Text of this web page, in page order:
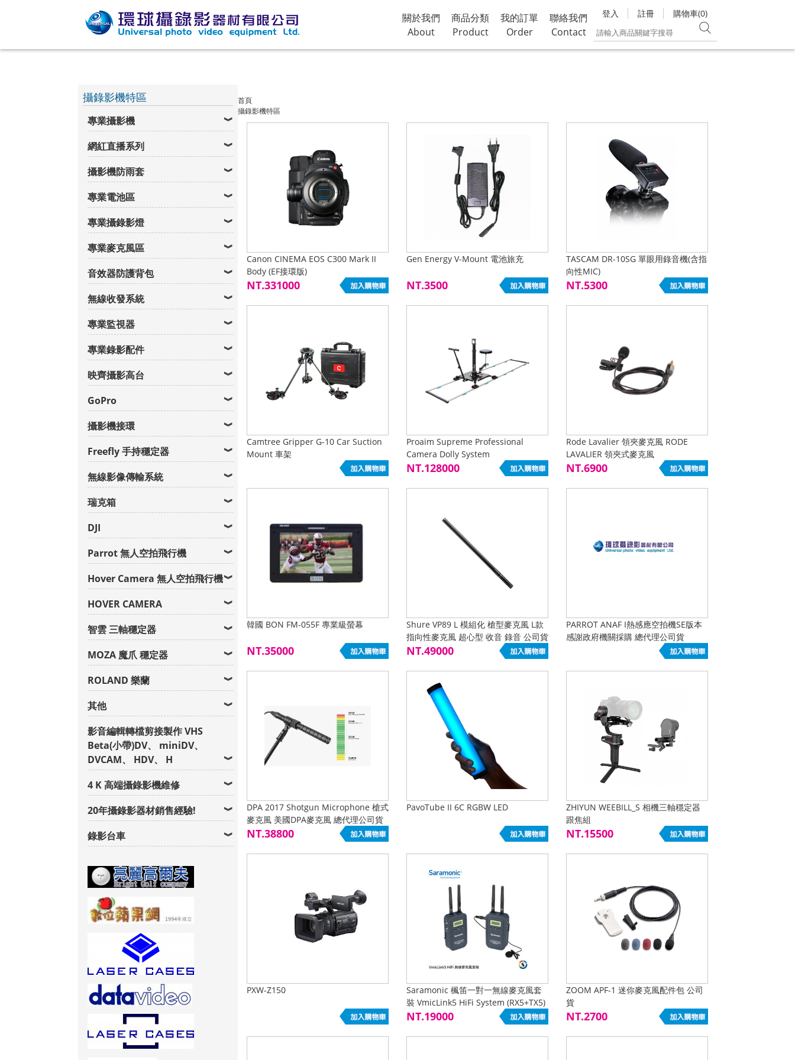
關於我們
About
商品分類
Product
我的訂單
Order
聯絡我們
Contact
登入 註冊 購物車(0)
攝錄影機特區
專業攝影機
網紅直播系列
攝影機防雨套
專業電池區
專業攝錄影燈
專業麥克風區
音效器防護背包
無線收發系統
專業監視器
專業錄影配件
映齊攝影高台
GoPro
攝影機接環
Freefly 手持穩定器
無線影像傳輸系統
瑞克箱
DJI
Parrot 無人空拍飛行機
Hover Camera 無人空拍飛行機
HOVER CAMERA
智雲 三軸穩定器
MOZA 魔爪 穩定器
ROLAND 樂蘭
其他
影音編輯轉檔剪接製作 VHS
Beta(小帶)DV、 miniDV、
DVCAM、 HDV、 H
4 K 高端攝錄影機維修
20年攝錄影器材銷售經驗!
錄影台車
首頁
攝錄影機特區
Canon CINEMA EOS C300 Mark II
Body (EF接環版)
NT.331000
Gen Energy V-Mount 電池旅充
NT.3500
TASCAM DR-10SG 單眼用錄音機(含指
向性MIC)
NT.5300
Camtree Gripper G-10 Car Suction
Mount 車架
Proaim Supreme Professional
Camera Dolly System
NT.128000
Rode Lavalier 領夾麥克風 RODE
LAVALIER 領夾式麥克風
NT.6900
韓國 BON FM-055F 專業級螢幕
NT.35000
Shure VP89 L 模組化 槍型麥克風 L款
指向性麥克風 超心型 收音 錄音 公司貨
NT.49000
PARROT ANAF I熱感應空拍機SE版本
感謝政府機關採購 總代理公司貨
DPA 2017 Shotgun Microphone 槍式
麥克風 美國DPA麥克風 總代理公司貨
NT.38800
PavoTube II 6C RGBW LED
ZHIYUN WEEBILL_S 相機三軸穩定器
跟焦組
NT.15500
PXW-Z150
Saramonic 楓笛一對一無線麥克風套
裝 VmicLink5 HiFi System (RX5+TX5)
中低價位商品 限網路下單
NT.19000
ZOOM APF-1 迷你麥克風配件包 公司
貨
NT.2700